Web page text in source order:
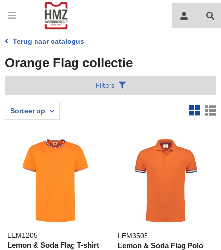
Terug naar catalogus
Orange Flag collectie
Filters
Sorteer op
LEM1205
Lemon & Soda Flag T-shirt
LEM3505
Lemon & Soda Flag Polo